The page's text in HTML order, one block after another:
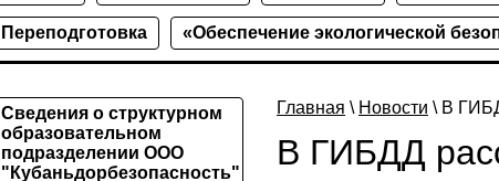
Переподготовка «Обеспечение экологической
Главная \ Новости \ В
В ГИБДД
Сведения о структурном
образовательном
подразделении ООО
"Кубаньдорбезопасность"